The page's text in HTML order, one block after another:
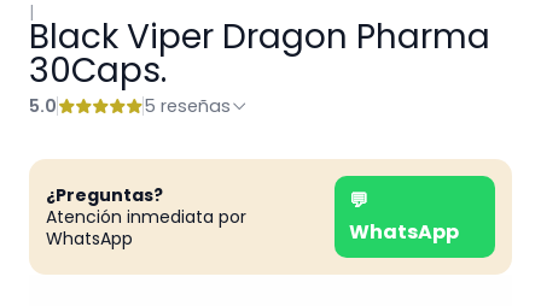
|
Black Viper Dragon Pharma
30Caps.
5.0 5 reseñas
¿Preguntas?
Atención inmediata por
WhatsApp
💬
WhatsApp